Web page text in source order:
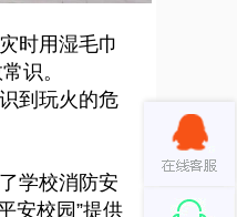
时用湿毛巾
识。
到玩火的危
学校消防安
安校园”提供